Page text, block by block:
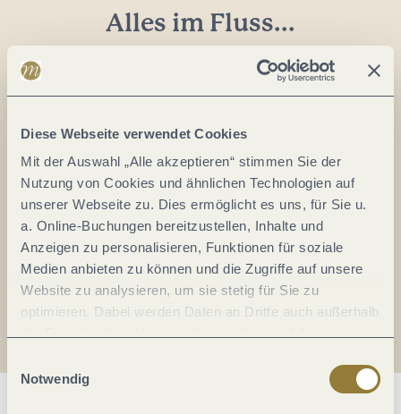
Diese Webseite verwendet Cookies
Mit der Auswahl „Alle akzeptieren“ stimmen Sie der
Nutzung von Cookies und ähnlichen Technologien auf
unserer Webseite zu. Dies ermöglicht es uns, für Sie u.
a. Online-Buchungen bereitzustellen, Inhalte und
Anzeigen zu personalisieren, Funktionen für soziale
Medien anbieten zu können und die Zugriffe auf unsere
Website zu analysieren, um sie stetig für Sie zu
optimieren. Dabei werden Daten an Dritte auch außerhalb
jederzeit widerrufen werden. Mit der Auswahl "Alle
ablehnen" kann es zu Beeinträchtigungen in der Nutzung
Notwendig
Alles im Fluss...
Mosel im Abo: Mit unserem Newsletter
keine Neuigkeiten mehr verpassen!
E-
Adresse:
*
Ich erkläre mich mit derDatenschutzerklärung
einverstanden.
Auch den Mosel-Podcast gibt's im Abo...
Jetzt reinhören!